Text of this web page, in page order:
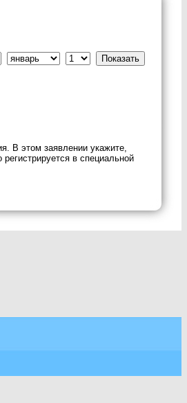
В этом заявлении укажите,
в специальной